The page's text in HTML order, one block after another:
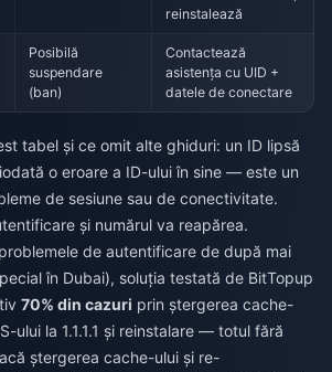
reinstalează
Posibilă
suspendare
(ban)
Contactează
asistența cu UID +
datele de conectare
tabel și ce omit alte ghiduri: un ID lipsă
o eroare a ID-ului în sine — este un
de sesiune sau de conectivitate.
și numărul va reapărea.
de autentificare de după mai
în Dubai), soluția testată de BitTopup
70% din cazuri prin ștergerea cache-
ului la 1.1.1.1 și reinstalare — totul fără
ștergerea cache-ului și re-